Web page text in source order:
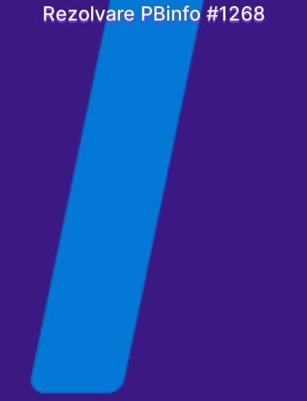
Rezolvare PBinfo #1268